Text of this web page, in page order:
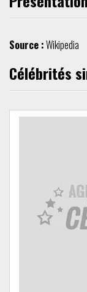
Source :Wikipedia
Célébrités